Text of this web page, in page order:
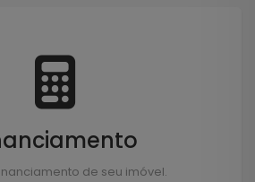
de seu imóvel.